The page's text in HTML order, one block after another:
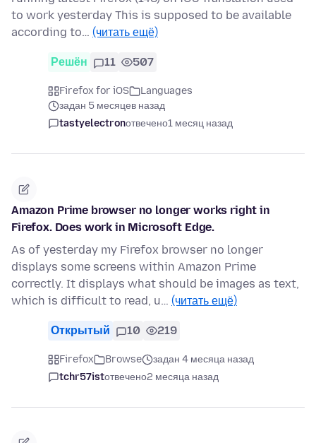
to work yesterday This is supposed to be available
according to… (читать ещё)
Решён 11 507
Firefox for iOS
Languages
задан 5 месяцев назад
tastyelectronотвечено1 месяц назад
Amazon Prime browser no longer works right in
Firefox. Does work in Microsoft Edge.
As of yesterday my Firefox browser no longer
displays some screens within Amazon Prime
correctly. It displays what should be images as text,
which is difficult to read, u… (читать ещё)
Открытый 10 219
Firefox Browse
задан 4 месяца назад
tchr57istотвечено2 месяца назад